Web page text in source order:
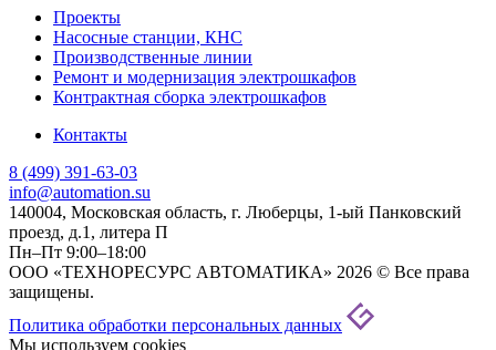
Проекты
Насосные станции, КНС
Производственные линии
Ремонт и модернизация электрошкафов
Контрактная сборка электрошкафов
Контакты
8 (499) 391-63-03
info@automation.su
140004, Московская область, г. Люберцы, 1-ый Панковский
проезд, д.1, литера П
Пн–Пт 9:00–18:00
ООО «ТЕХНОРЕСУРС АВТОМАТИКА» 2026 © Все права
защищены.
Политика обработки персональных данных
Мы используем cookies